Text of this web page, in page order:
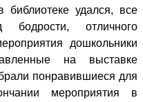
удался, все
бодрости, отличного
дошкольники
на выставке
понравившиеся для
мероприятия в